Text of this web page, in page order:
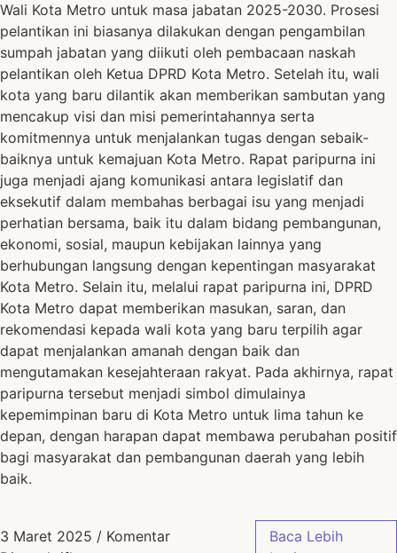
Wali Kota Metro untuk masa jabatan 2025-2030. Prosesi
pelantikan ini biasanya dilakukan dengan pengambilan
sumpah jabatan yang diikuti oleh pembacaan naskah
pelantikan oleh Ketua DPRD Kota Metro. Setelah itu, wali
kota yang baru dilantik akan memberikan sambutan yang
mencakup visi dan misi pemerintahannya serta
komitmennya untuk menjalankan tugas dengan sebaik-
baiknya untuk kemajuan Kota Metro. Rapat paripurna ini
juga menjadi ajang komunikasi antara legislatif dan
eksekutif dalam membahas berbagai isu yang menjadi
perhatian bersama, baik itu dalam bidang pembangunan,
ekonomi, sosial, maupun kebijakan lainnya yang
berhubungan langsung dengan kepentingan masyarakat
Kota Metro. Selain itu, melalui rapat paripurna ini, DPRD
Kota Metro dapat memberikan masukan, saran, dan
rekomendasi kepada wali kota yang baru terpilih agar
dapat menjalankan amanah dengan baik dan
mengutamakan kesejahteraan rakyat. Pada akhirnya, rapat
paripurna tersebut menjadi simbol dimulainya
kepemimpinan baru di Kota Metro untuk lima tahun ke
depan, dengan harapan dapat membawa perubahan positif
bagi masyarakat dan pembangunan daerah yang lebih
baik.
3 Maret 2025 / Komentar
Baca Lebih